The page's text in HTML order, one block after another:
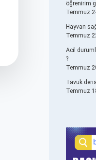
öğrenirim
Temmuz
Hayvan
Temmuz
Acil
?
Temmuz
Tavuk
Temmuz